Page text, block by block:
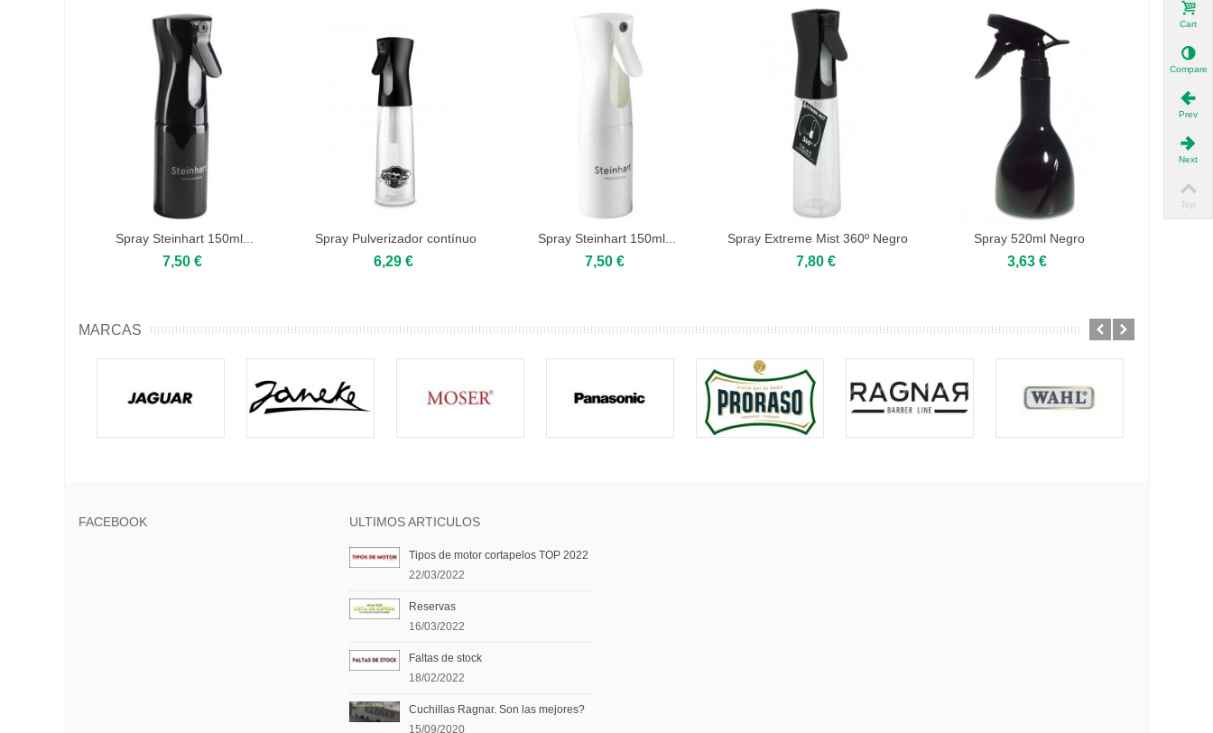
Spray Steinhart 150ml...
7,50 €
Spray Pulverizador contínuo
360º...
6,29 €
Spray Steinhart 150ml...
7,50 €
Spray Extreme Mist 360º Negro
300ml
7,80 €
Spray 520ml Negro
3,63 €
MARCAS
FACEBOOK ULTIMOS ARTICULOS
Tipos de motor cortapelos TOP 2022
22/03/2022
Reservas
16/03/2022
Faltas de stock
18/02/2022
Cuchillas Ragnar. Son las mejores?
15/09/2020
Cart
Compare
Prev
Next
Top